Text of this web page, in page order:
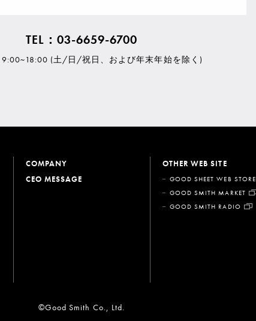
TEL：03-6659-6700
(土/日/祝日、および年末年始を除く)
COMPANY
CEO MESSAGE
OTHER WEB SITE
GOOD SHEET WEB STORE
GOOD SMITH MARKET
GOOD SMITH RADIO
©Good Smith Co., Ltd.